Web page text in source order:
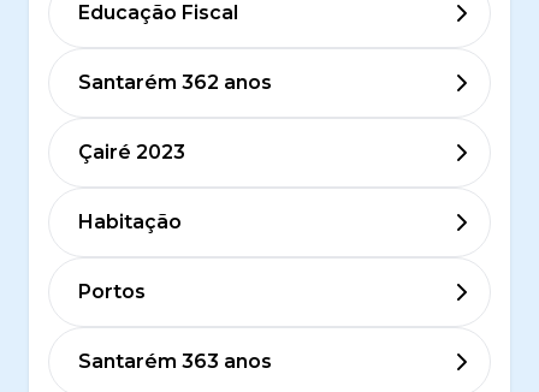
Educação Fiscal
Santarém 362 anos
Çairé 2023
Habitação
Portos
Santarém 363 anos